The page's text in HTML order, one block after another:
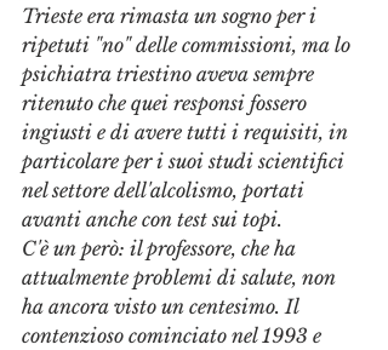
Trieste era rimasta un sogno per i
ripetuti "no" delle commissioni, ma lo
psichiatra triestino aveva sempre
ritenuto che quei responsi fossero
ingiusti e di avere tutti i requisiti, in
particolare per i suoi studi scientifici
nel settore dell'alcolismo, portati
avanti anche con test sui topi.
C'è un però: il professore, che ha
attualmente problemi di salute, non
ha ancora visto un centesimo. Il
contenzioso cominciato nel 1993 e